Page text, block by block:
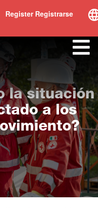
Register Registrarse
la situación
a los